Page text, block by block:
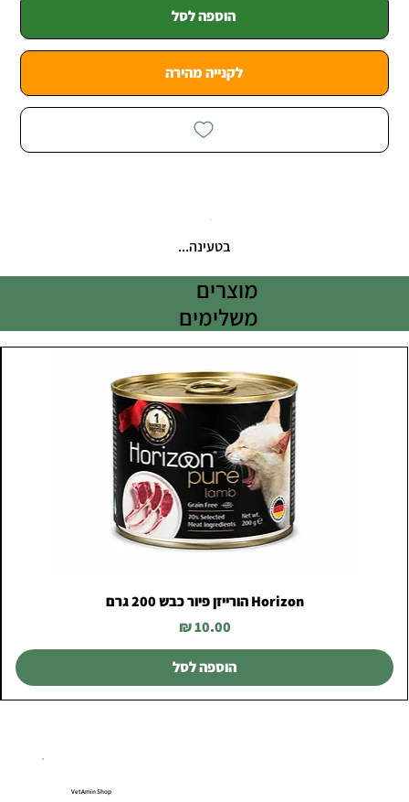
הוספה לסל
לקנייה מהירה
בטעינה...
מוצרים
משלימים
Horizon הורייזן פיור כבש 200 גרם
מחיר
הוספה לסל
VetAmin Shop